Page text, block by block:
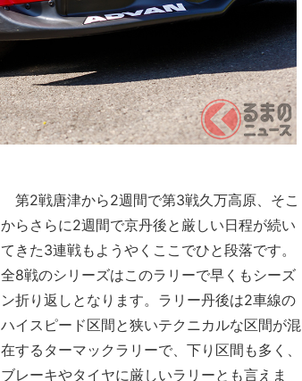
第2戦唐津から2週間で第3戦久万高原、そこ
からさらに2週間で京丹後と厳しい日程が続い
てきた3連戦もようやくここでひと段落です。
全8戦のシリーズはこのラリーで早くもシーズ
ン折り返しとなります。ラリー丹後は2車線の
ハイスピード区間と狭いテクニカルな区間が混
在するターマックラリーで、下り区間も多く、
ブレーキやタイヤに厳しいラリーとも言えま